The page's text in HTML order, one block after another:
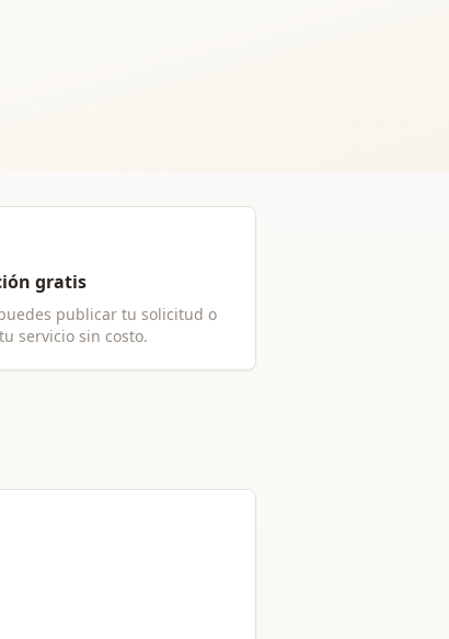
gratis
publicar tu solicitud o
servicio sin costo.